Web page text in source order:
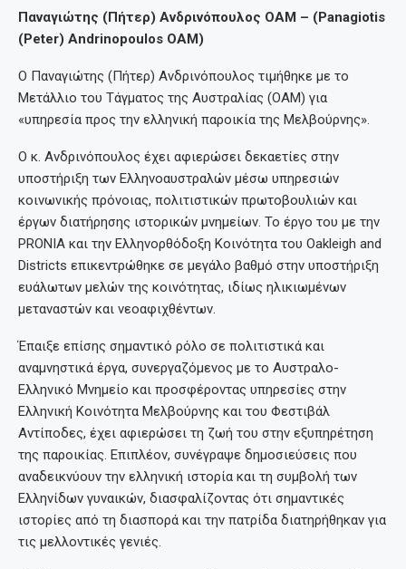
Παναγιώτης (Πήτερ) Ανδρινόπουλος ΟΑΜ – (Panagiotis
(Peter) Andrinopoulos OAM)
Ο Παναγιώτης (Πήτερ) Ανδρινόπουλος τιμήθηκε με το
Μετάλλιο του Τάγματος της Αυστραλίας (OAM) για
«υπηρεσία προς την ελληνική παροικία της Μελβούρνης».
Ο κ. Ανδρινόπουλος έχει αφιερώσει δεκαετίες στην
υποστήριξη των Ελληνοαυστραλών μέσω υπηρεσιών
κοινωνικής πρόνοιας, πολιτιστικών πρωτοβουλιών και
έργων διατήρησης ιστορικών μνημείων. Το έργο του με την
PRONIA και την Ελληνορθόδοξη Κοινότητα του Oakleigh and
Districts επικεντρώθηκε σε μεγάλο βαθμό στην υποστήριξη
ευάλωτων μελών της κοινότητας, ιδίως ηλικιωμένων
μεταναστών και νεοαφιχθέντων.
Έπαιξε επίσης σημαντικό ρόλο σε πολιτιστικά και
αναμνηστικά έργα, συνεργαζόμενος με το Αυστραλο-
Ελληνικό Μνημείο και προσφέροντας υπηρεσίες στην
Ελληνική Κοινότητα Μελβούρνης και του Φεστιβάλ
Αντίποδες, έχει αφιερώσει τη ζωή του στην εξυπηρέτηση
της παροικίας. Επιπλέον, συνέγραψε δημοσιεύσεις που
αναδεικνύουν την ελληνική ιστορία και τη συμβολή των
Ελληνίδων γυναικών, διασφαλίζοντας ότι σημαντικές
ιστορίες από τη διασπορά και την πατρίδα διατηρήθηκαν για
τις μελλοντικές γενιές.